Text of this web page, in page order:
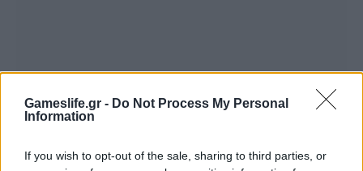
Gameslife.gr - Do Not Process My Personal
Information
If you wish to opt-out of the sale, sharing to third parties, or